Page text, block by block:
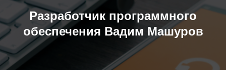
Разработчик программного
обеспечения Вадим Машуров